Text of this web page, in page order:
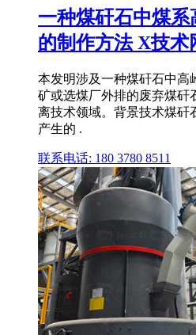
一种煤矸石中煤
的制作方法 X技术
本发明涉及一种煤矸石中高
矿或选煤厂外排的废弃煤矸
离技术领域。背景技术煤矸
产生的 .
联系电话: 180 3780 8511